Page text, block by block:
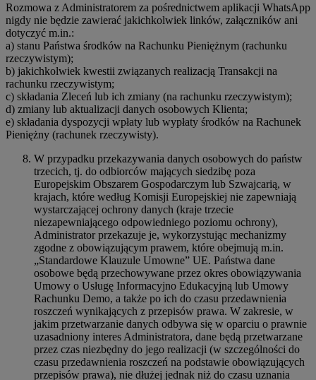
Rozmowa z Administratorem za pośrednictwem aplikacji WhatsApp
nigdy nie będzie zawierać jakichkolwiek linków, załączników ani
dotyczyć m.in.:
a) stanu Państwa środków na Rachunku Pieniężnym (rachunku
rzeczywistym);
b) jakichkolwiek kwestii związanych realizacją Transakcji na
rachunku rzeczywistym;
c) składania Zleceń lub ich zmiany (na rachunku rzeczywistym);
d) zmiany lub aktualizacji danych osobowych Klienta;
e) składania dyspozycji wpłaty lub wypłaty środków na Rachunek
Pieniężny (rachunek rzeczywisty).
W przypadku przekazywania danych osobowych do państw
trzecich, tj. do odbiorców mających siedzibę poza
Europejskim Obszarem Gospodarczym lub Szwajcarią, w
krajach, które według Komisji Europejskiej nie zapewniają
wystarczającej ochrony danych (kraje trzecie
niezapewniającego odpowiedniego poziomu ochrony),
Administrator przekazuje je, wykorzystując mechanizmy
zgodne z obowiązującym prawem, które obejmują m.in.
„Standardowe Klauzule Umowne” UE. Państwa dane
osobowe będą przechowywane przez okres obowiązywania
Umowy o Usługę Informacyjno Edukacyjną lub Umowy
Rachunku Demo, a także po ich do czasu przedawnienia
roszczeń wynikających z przepisów prawa. W zakresie, w
jakim przetwarzanie danych odbywa się w oparciu o prawnie
uzasadniony interes Administratora, dane będą przetwarzane
przez czas niezbędny do jego realizacji (w szczególności do
czasu przedawnienia roszczeń na podstawie obowiązujących
przepisów prawa), nie dłużej jednak niż do czasu uznania